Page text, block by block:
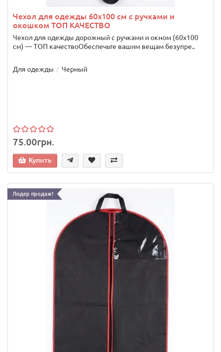
Чехол для одежды 60х100 см с ручками и
окошком ТОП КАЧЕСТВО
Чехол для одежды дорожный с ручками и окном (60х100
см) — ТОП качествоОбеспечьте вашим вещам безупре..
Для одежды Черный
75.00грн.
Купить
Лидер продаж!